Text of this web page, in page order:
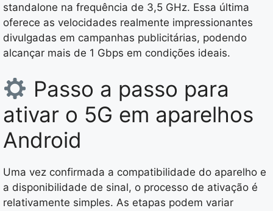
standalone na frequência de 3,5 GHz. Essa última
oferece as velocidades realmente impressionantes
divulgadas em campanhas publicitárias, podendo
alcançar mais de 1 Gbps em condições ideais.
Passo a passo para
ativar o 5G em aparelhos
Android
Uma vez confirmada a compatibilidade do aparelho e
a disponibilidade de sinal, o processo de ativação é
relativamente simples. As etapas podem variar